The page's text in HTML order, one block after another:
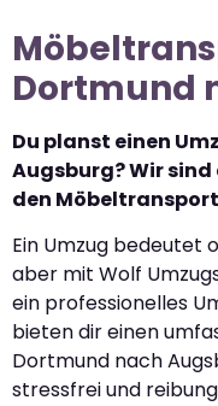
Dortmund
Du planst einen
Augsburg? Wir
den
Ein Umzug bedeutet
aber mit Wolf
ein professionelles
bieten dir einen
Dortmund nach
stressfrei und